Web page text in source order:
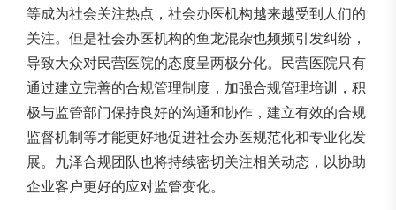
等成为社会关注热点，社会办医机构越来越受到人们的
关注。但是社会办医机构的鱼龙混杂也频频引发纠纷，
导致大众对民营医院的态度呈两极分化。民营医院只有
通过建立完善的合规管理制度，加强合规管理培训，积
极与监管部门保持良好的沟通和协作，建立有效的合规
监督机制等才能更好地促进社会办医规范化和专业化发
展。九泽合规团队也将持续密切关注相关动态，以协助
企业客户更好的应对监管变化。